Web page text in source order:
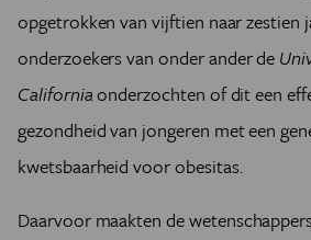
opgetrokken van vijftien naar zestien
onderzoekers van onder ander de
Californiaonderzochten of dit een
gezondheid van jongeren met een
kwetsbaarheid voor obesitas.
Daarvoor maakten de